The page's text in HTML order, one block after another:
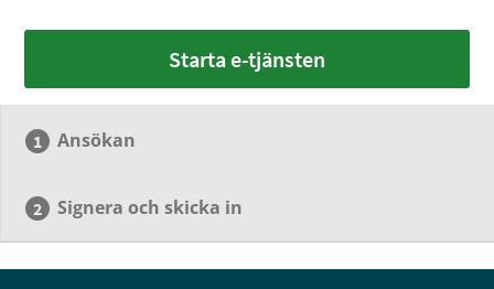
Starta e-tjänsten
Ansökan
Signera och skicka in